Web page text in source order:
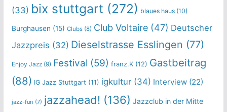
(33) bix stuttgart (272) blaues haus(10)
Burghausen (15) Clubs(8) Club Voltaire(47) Deutscher
Jazzpreis (32) Dieselstrasse Esslingen (77)
Enjoy Jazz(9) Festival (59) franz.K(12) Gastbeitrag
(88) IG Jazz Stuttgart (11) igkultur(34) Interview(22)
jazz-fun (7) jazzahead! (136) Jazzclub in der Mitte